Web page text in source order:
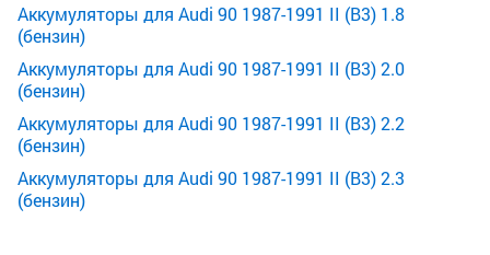
Аккумуляторы для Audi 90 1987-1991 II (B3) 1.8
(бензин)
Аккумуляторы для Audi 90 1987-1991 II (B3) 2.0
(бензин)
Аккумуляторы для Audi 90 1987-1991 II (B3) 2.2
(бензин)
Аккумуляторы для Audi 90 1987-1991 II (B3) 2.3
(бензин)